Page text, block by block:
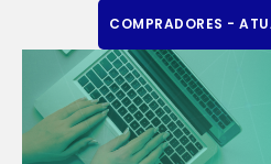
COMPRADORES -